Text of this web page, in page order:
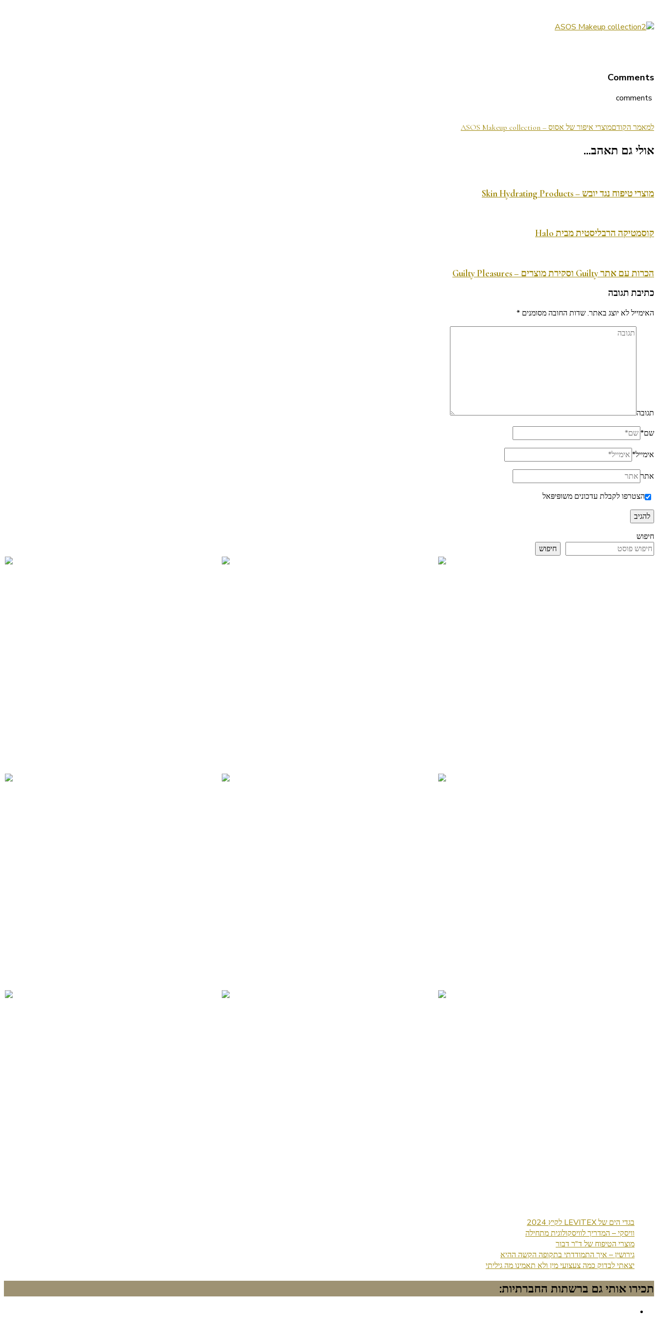
Comments
ניווט
בפוסטים
למאמר הקודםמוצרי איפור של אסוס – ASOS Makeup collection
אולי גם תאהב...
מוצרי טיפוח נגד יובש – Skin Hydrating Products
קוסמטיקה הרבליסטית מבית Halo
הכרות עם אתר Guilty וסקירת מוצרים – Guilty Pleasures
כתיבת תגובה
האימייל לא יוצג באתר.שדות החובה מסומנים *
תגובה
שם*
אימייל*
אתר
הצטרפו לקבלת עדכונים משופּיפּאל
חיפוש
חיפוש
בגדי הים של LEVITEX לקיץ 2024
וויסקי – המדריך לוויסקולוגית מתחילה
מוצרי הטיפוח של ד"ר דבור
גירושין – איך התמודדתי בתקופה הקשה ההיא
יצאתי לבדוק כמה צעצועי מין ולא תאמינו מה גיליתי
תכירו אותי גם ברשתות החברתיות: